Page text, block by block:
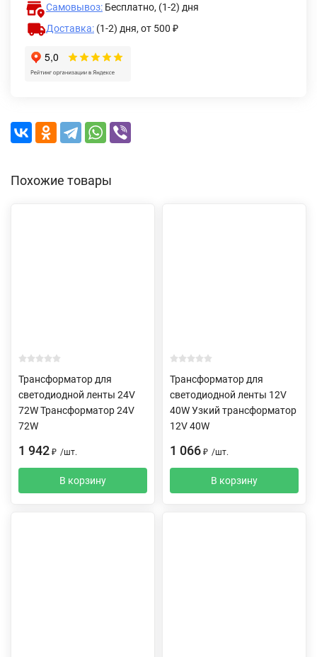
Самовывоз: Бесплатно, (1-2) дня
Доставка: (1-2) дня, от 500 ₽
Похожие товары
Трансформатор для
светодиодной ленты 24V
72W Трансформатор 24V
72W
1 942 ₽ /шт.
В корзину
Трансформатор для
светодиодной ленты 12V
40W Узкий трансформатор
12V 40W
1 066 ₽ /шт.
В корзину